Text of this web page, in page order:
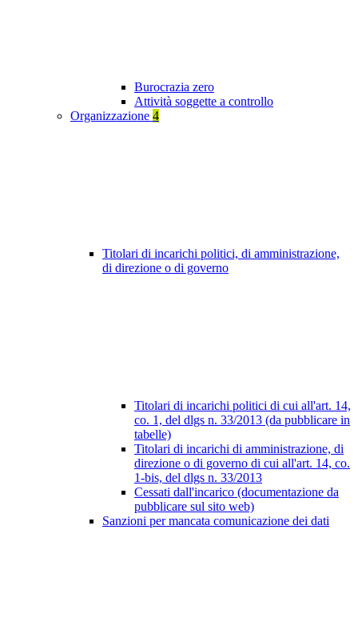
Burocrazia zero
Attività soggette a controllo
Organizzazione 4
Titolari di incarichi politici, di amministrazione,
di direzione o di governo
Titolari di incarichi politici di cui all'art. 14,
co. 1, del dlgs n. 33/2013 (da pubblicare in
tabelle)
Titolari di incarichi di amministrazione, di
direzione o di governo di cui all'art. 14, co.
1-bis, del dlgs n. 33/2013
Cessati dall'incarico (documentazione da
pubblicare sul sito web)
Sanzioni per mancata comunicazione dei dati